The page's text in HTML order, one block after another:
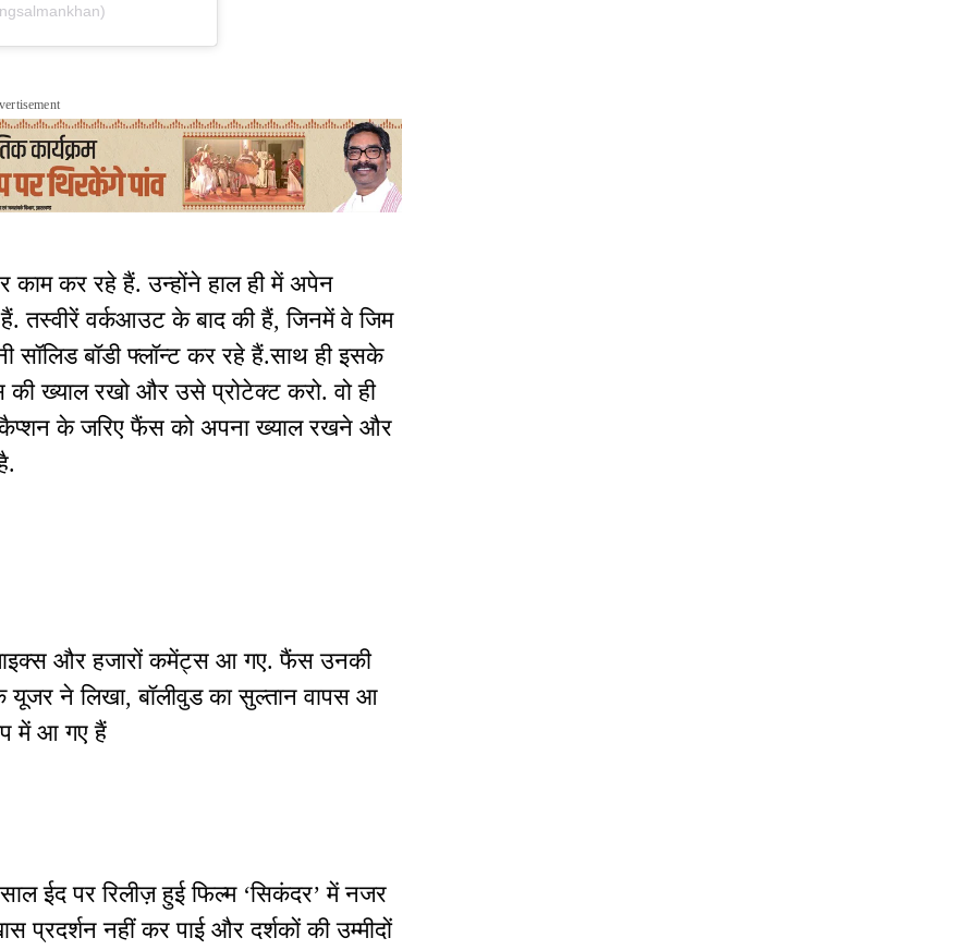
काम कर रहे हैं. उन्होंने हाल ही में अपेन
तस्वीरें वर्कआउट के बाद की हैं, जिनमें वे जिम
बॉडी फ्लॉन्ट कर रहे हैं.साथ ही इसके
ख्याल रखो और उसे प्रोटेक्ट करो. वो ही
के जरिए फैंस को अपना ख्याल रखने और
और हजारों कमेंट्स आ गए. फैंस उनकी
ने लिखा, बॉलीवुड का सुल्तान वापस आ
में आ गए हैं
ईद पर रिलीज़ हुई फिल्म ‘सिकंदर’ में नजर
नहीं कर पाई और दर्शकों की उम्मीदों